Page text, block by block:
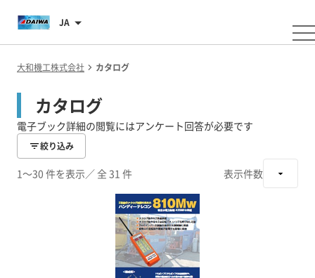
JA
大和機工株式会社 カタログ
カタログ
電子ブック詳細の閲覧にはアンケート回答が必要です
絞り込み
1～30 件を表示／ 全 31 件 表示件数